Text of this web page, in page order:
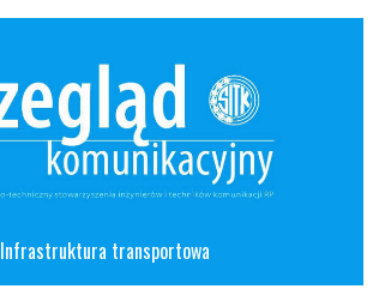
Infrastruktura transportowa